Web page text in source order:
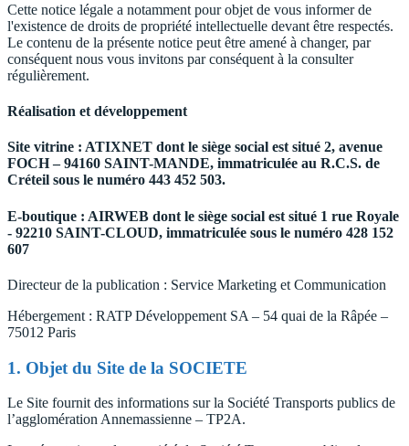
Cette notice légale a notamment pour objet de vous informer de
l'existence de droits de propriété intellectuelle devant être respectés.
Le contenu de la présente notice peut être amené à changer, par
conséquent nous vous invitons par conséquent à la consulter
régulièrement.
Réalisation et développement
Site vitrine : ATIXNET dont le siège social est situé 2, avenue
FOCH – 94160 SAINT-MANDE, immatriculée au R.C.S. de
Créteil sous le numéro 443 452 503.
E-boutique : AIRWEB dont le siège social est situé 1 rue Royale
- 92210 SAINT-CLOUD, immatriculée sous le numéro 428 152
607
Directeur de la publication : Service Marketing et Communication
Hébergement : RATP Développement SA – 54 quai de la Râpée –
75012 Paris
1. Objet du Site de la SOCIETE
Le Site fournit des informations sur la Société Transports publics de
l’agglomération Annemassienne – TP2A.